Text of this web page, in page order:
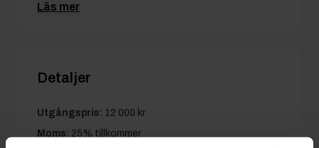
Läs mer
Detaljer
Utgångspris: 12 000 kr
Moms: 25% tillkommer